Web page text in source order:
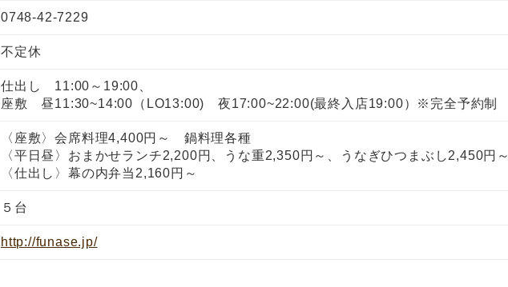
0748-42-7229
不定休
仕出し 11:00～19:00、
座敷 昼11:30~14:00（LO13:00) 夜17:00~22:00(最終入店19:00）※完全予約制
〈座敷〉会席料理4,400円～ 鍋料理各種
〈平日昼〉おまかせランチ2,200円、うな重2,350円～、うなぎひつまぶし2,450円～
〈仕出し〉幕の内弁当2,160円～
５台
http://funase.jp/